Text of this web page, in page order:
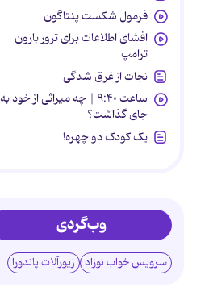
فرمول شکست پنتاگون
افشای اطلاعات برای ترور بارون
ترامپ
نجات از غرق شدگی
ساعت ۹:۴۰ | چه میراثی از خود به
جای گذاشت؟
یک کودک دو چهره!
وب‌گردی
سرویس خواب نوزاد زیورآلات پاندورا